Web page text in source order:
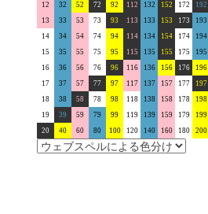
12
32 52 72 92 112 132 152 172 192
13
33 53 73 93 113 133 153 173 193
14
34 54 74 94 114 134 154 174 194
15
35 55 75 95 115 135 155 175 195
16
36 56 76 96 116 136 156 176 196
17
37 57 77 97 117 137 157 177 197
18
38 58 78 98 118 138 158 178 198
19
39 59 79 99 119 139 159 179 199
20
40 60 80 100 120 140 160 180 200